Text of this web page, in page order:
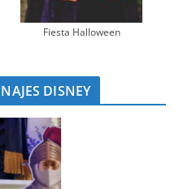
Fiesta Halloween
DISNEY